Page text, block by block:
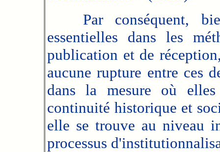
Par conséquent,
essentielles dans les
publication et de
aucune rupture entre ces
dans la mesure où
continuité historique et
elle se trouve au niveau
processus